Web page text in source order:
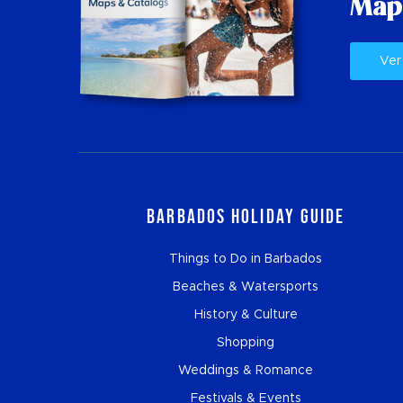
Barbados Holiday Guide
Things to Do in Barbados
Beaches & Watersports
History & Culture
Shopping
Weddings & Romance
Festivals & Events